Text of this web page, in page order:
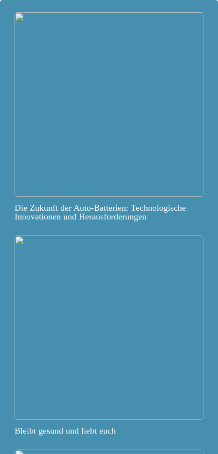
Die Zukunft der Auto-Batterien: Technologische
Innovationen und Herausforderungen
Bleibt gesund und liebt euch